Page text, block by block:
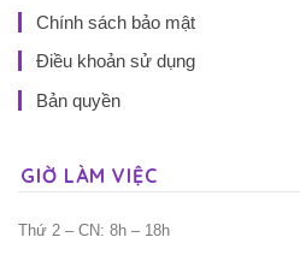
Chính sách bảo mật
Điều khoản sử dụng
Bản quyền
GIỜ LÀM VIỆC
Thứ 2 – CN: 8h – 18h